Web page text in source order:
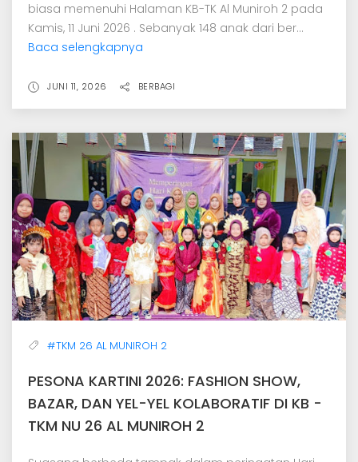
biasa memenuhi Halaman KB-TK Al Muniroh 2 pada
Kamis, 11 Juni 2026 . Sebanyak 148 anak dari ber...
Baca selengkapnya
JUNI 11, 2026 BERBAGI
#TKM 26 AL MUNIROH 2
PESONA KARTINI 2026: FASHION SHOW,
BAZAR, DAN YEL-YEL KOLABORATIF DI KB -
TKM NU 26 AL MUNIROH 2